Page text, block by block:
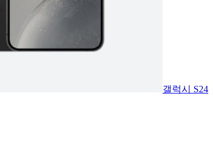
갤럭시 S24